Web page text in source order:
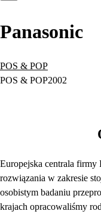
Panasonic
POS & POP
POS & POP2002
Europejska centrala firmy
rozwiązania w zakresie
osobistym badaniu
krajach opracowaliśmy